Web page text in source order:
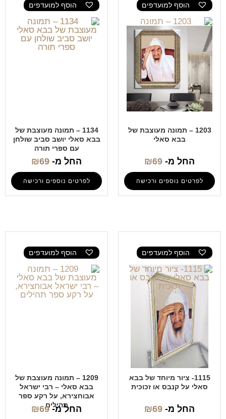
הוסף למועדפים
1203 – תמונה מעוצבת של
בבא סאלי
החל מ- ₪69
לפרטים נוספים ורכישה
הוסף למועדפים
1134 – תמונה מעוצבת של
בבא סאלי יושב סביב שולחן
עם ספרי תורה
החל מ- ₪69
לפרטים נוספים ורכישה
הוסף למועדפים
1115- ציור מיוחד של בבא
סאלי על קנבס או זכוכית
החל מ- ₪69
הוסף למועדפים
1209 – תמונה מעוצבת של
בבא סאלי – רבי ישראל
אבוחצירא, על רקע ספר
תהילים
החל מ- ₪69